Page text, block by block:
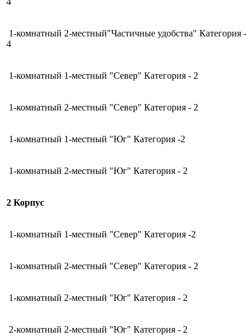
1-комнатный 2-местный"Частичные удобства" Категория -
4
1-комнатный 1-местный "Север" Категория - 2
1-комнатный 2-местный "Север" Категория - 2
1-комнатный 1-местный "Юг" Категория -2
1-комнатный 2-местный "Юг" Категория - 2
2 Корпус
1-комнатный 1-местный "Север" Категория -2
1-комнатный 2-местный "Север" Категория - 2
1-комнатный 2-местный "Юг" Категория - 2
2-комнатный 2-местный "Юг" Категория - 2